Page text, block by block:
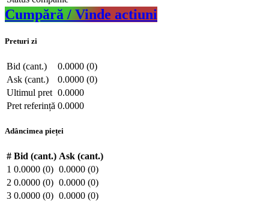
Cumpără / Vinde actiuni
Preturi zi
Bid (cant.)
0.0000 (0)
Ask (cant.)
0.0000 (0)
Ultimul pret 0.0000
Pret referință 0.0000
Adâncimea pieței
# Bid (cant.) Ask (cant.)
1 0.0000 (0) 0.0000 (0)
2 0.0000 (0) 0.0000 (0)
3 0.0000 (0) 0.0000 (0)